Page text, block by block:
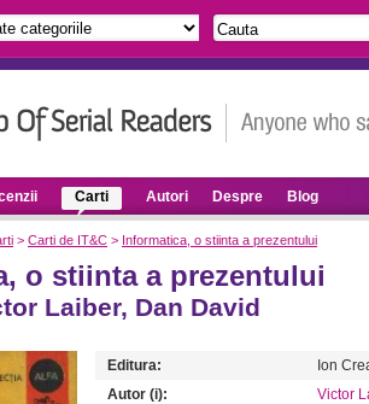
Carti Autori Despre Blog
> Carti de IT&C > Informatica, o stiinta a prezentului
o stiinta a prezentului
Laiber, Dan David
Editura:
Ion
Autor (i):
Victor